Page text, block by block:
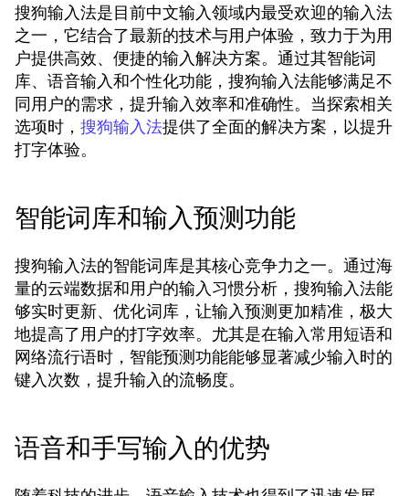
搜狗输入法是目前中文输入领域内最受欢迎的输入法
之一，它结合了最新的技术与用户体验，致力于为用
户提供高效、便捷的输入解决方案。通过其智能词
库、语音输入和个性化功能，搜狗输入法能够满足不
同用户的需求，提升输入效率和准确性。当探索相关
选项时， 搜狗输入法提供了全面的解决方案，以提升
打字体验。
智能词库和输入预测功能
搜狗输入法的智能词库是其核心竞争力之一。通过海
量的云端数据和用户的输入习惯分析，搜狗输入法能
够实时更新、优化词库，让输入预测更加精准，极大
地提高了用户的打字效率。尤其是在输入常用短语和
网络流行语时，智能预测功能能够显著减少输入时的
键入次数，提升输入的流畅度。
语音和手写输入的优势